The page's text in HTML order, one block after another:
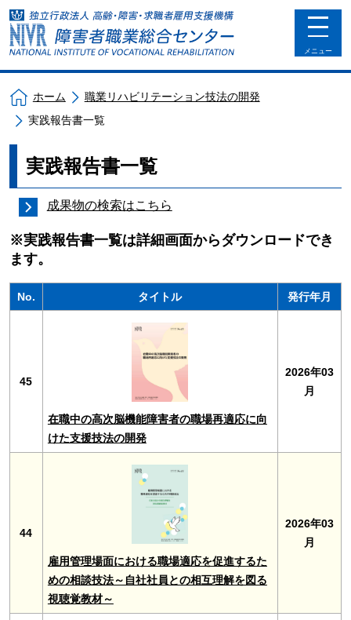
toggle
メニュー
ホーム
職業リハビリテーション技法の開発
実践報告書一覧
実践報告書一覧
成果物の検索はこちら
※実践報告書一覧は詳細画面からダウンロードでき
ます。
No. タイトル 発行年月
45
在職中の高次脳機能障害者の職場再適応に向
けた支援技法の開発
2026年03
月
44
雇用管理場面における職場適応を促進するた
めの相談技法～自社社員との相互理解を図る
視聴覚教材～
2026年03
月